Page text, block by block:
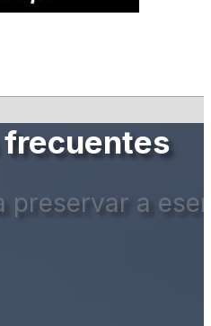
preservar a